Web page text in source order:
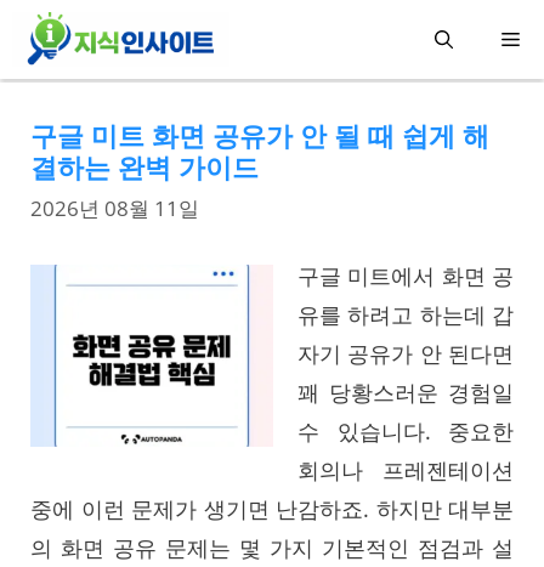
메
구글 미트 화면 공유가 안 될 때 쉽게 해
결하는 완벽 가이드
2026년 08월 11일
구글 미트에서 화면 공
유를 하려고 하는데 갑
자기 공유가 안 된다면
꽤 당황스러운 경험일
수 있습니다. 중요한
회의나 프레젠테이션
중에 이런 문제가 생기면 난감하죠. 하지만 대부분
의 화면 공유 문제는 몇 가지 기본적인 점검과 설